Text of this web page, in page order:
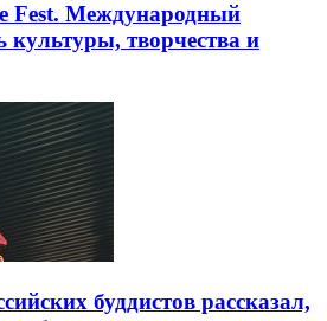
Fest. Международный
культуры, творчества и
буддистов рассказал,